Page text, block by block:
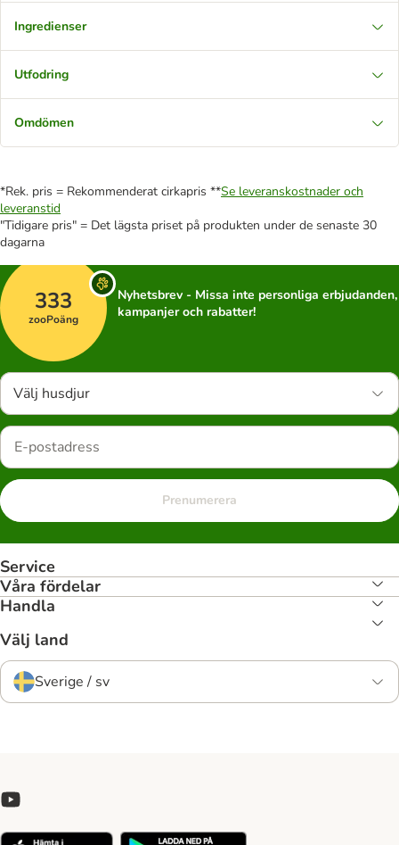
Ingredienser
Utfodring
Omdömen
*Rek. pris = Rekommenderat cirkapris **Se leveranskostnader och
leveranstid
"Tidigare pris" = Det lägsta priset på produkten under de senaste 30
dagarna
333
zooPoäng
Nyhetsbrev - Missa inte personliga erbjudanden,
kampanjer och rabatter!
Välj husdjur
Prenumerera
Service
Våra fördelar
Handla
Välj land
Sverige / sv